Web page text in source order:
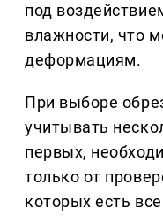
под
влажности, что
деформациям.
При выборе
учитывать
первых,
только от
которых есть